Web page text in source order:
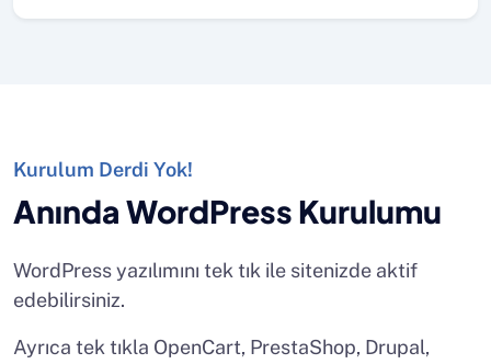
Kurulum Derdi Yok!
Anında WordPress Kurulumu
WordPress yazılımını tek tık ile sitenizde aktif
edebilirsiniz.
Ayrıca tek tıkla OpenCart, PrestaShop, Drupal,